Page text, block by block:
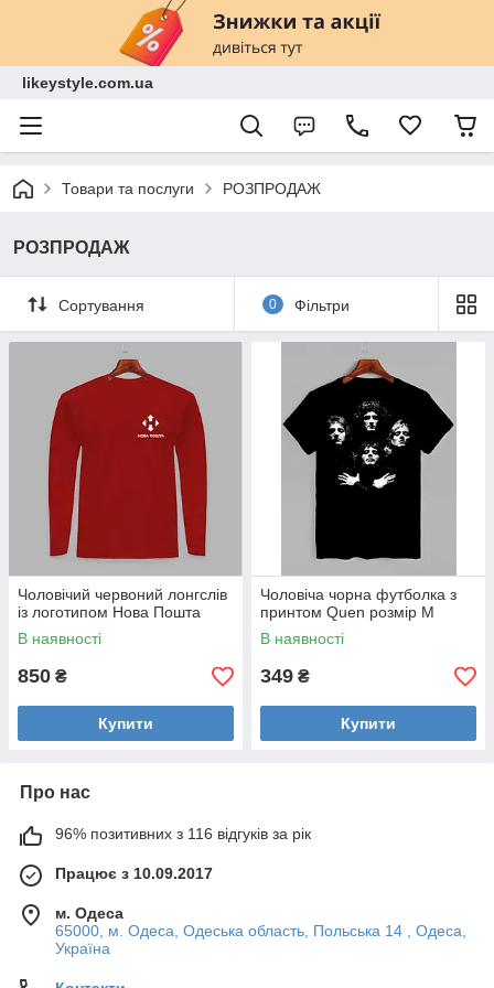
likeystyle.com.ua
Товари та послуги РОЗПРОДАЖ
РОЗПРОДАЖ
Сортування 0 Фільтри
Чоловічий червоний лонгслів
із логотипом Нова Пошта
В наявності
850 ₴
Купити
Чоловіча чорна футболка з
принтом Quen розмір M
В наявності
349 ₴
Купити
Про нас
96% позитивних з 116 відгуків за рік
Працює з 10.09.2017
м. Одеса
65000, м. Одеса, Одеська область, Польська 14 , Одеса,
Україна